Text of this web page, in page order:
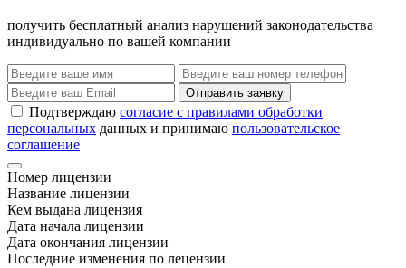
получить бесплатный анализ нарушений законодательства
индивидуально по вашей компании
Отправить заявку
Подтверждаю согласие с правилами обработки
персональных данных и принимаю пользовательское
соглашение
Номер лицензии
Название лицензии
Кем выдана лицензия
Дата начала лицензии
Дата окончания лицензии
Последние изменения по лецензии